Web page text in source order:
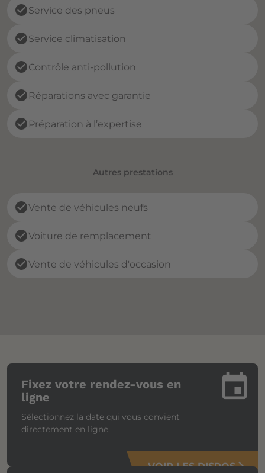
check_circleService des pneus
check_circleService climatisation
check_circleContrôle anti-pollution
check_circle Réparations avec garantie
check_circle Préparation à l’expertise
Autres prestations
check_circleVente de véhicules neufs
check_circleVoiture de remplacement
check_circleVente de véhicules d'occasion
insert_invitation
Fixez votre rendez-vous en
ligne
Sélectionnez la date qui vous convient
directement en ligne.
VOIR LES DISPOSarrow_forward_ios